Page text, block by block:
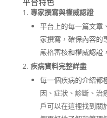
專家撰寫與權威認證
平台上的每一篇文章
家撰寫，確保內容的
嚴格審核和權威認證
疾病資料完整詳盡
每一個疾病的介紹都
因、症狀、診斷、治
戶可以在這裡找到關